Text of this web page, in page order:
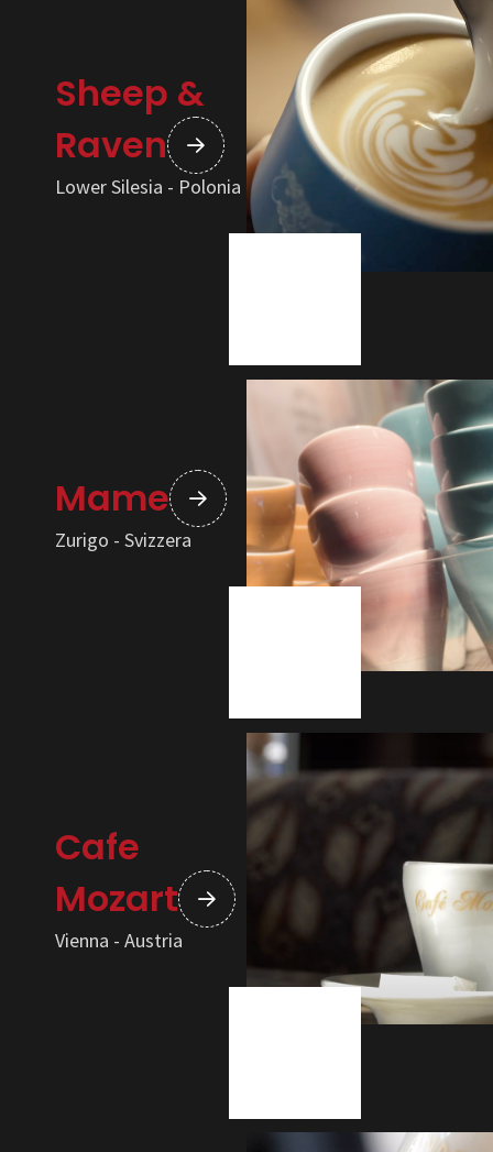
Sheep &
Raven
Lower Silesia - Polonia
Mame
Zurigo - Svizzera
Cafe
Mozart
Vienna - Austria